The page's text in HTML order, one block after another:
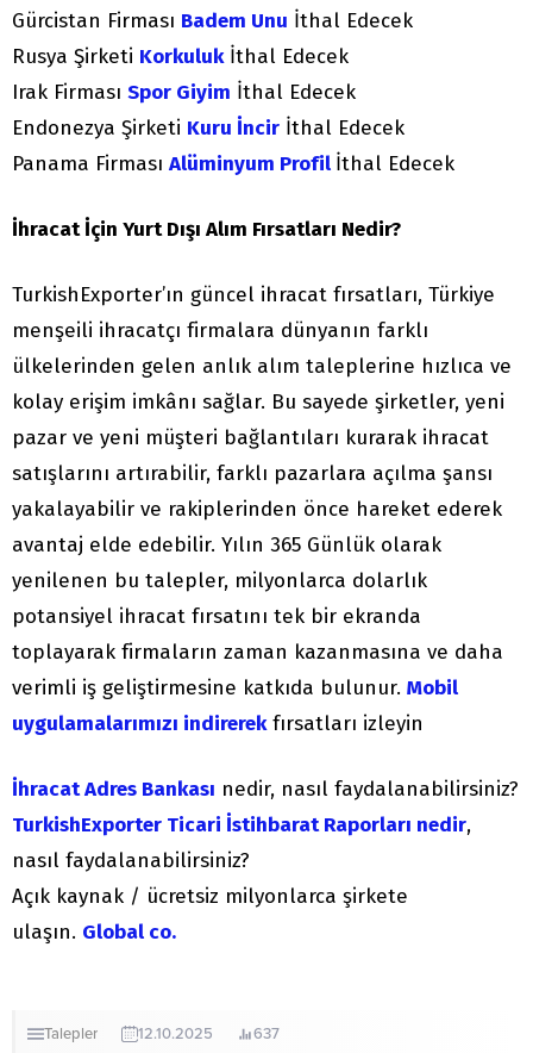
Gürcistan Firması Badem Unu İthal Edecek
Rusya Şirketi Korkulukİthal Edecek
Irak Firması Spor Giyim İthal Edecek
Endonezya Şirketi Kuru İncir İthal Edecek
Panama Firması Alüminyum Profil İthal Edecek
İhracat İçin Yurt Dışı Alım Fırsatları Nedir?
TurkishExporter’ın güncel ihracat fırsatları, Türkiye
menşeili ihracatçı firmalara dünyanın farklı
ülkelerinden gelen anlık alım taleplerine hızlıca ve
kolay erişim imkânı sağlar. Bu sayede şirketler, yeni
pazar ve yeni müşteri bağlantıları kurarak ihracat
satışlarını artırabilir, farklı pazarlara açılma şansı
yakalayabilir ve rakiplerinden önce hareket ederek
avantaj elde edebilir. Yılın 365 Günlük olarak
yenilenen bu talepler, milyonlarca dolarlık
potansiyel ihracat fırsatını tek bir ekranda
toplayarak firmaların zaman kazanmasına ve daha
verimli iş geliştirmesine katkıda bulunur. Mobil
uygulamalarımızı indirerekfırsatları izleyin
İhracat Adres Bankası nedir, nasıl faydalanabilirsiniz?
TurkishExporter Ticari İstihbarat Raporları nedir,
nasıl faydalanabilirsiniz?
Açık kaynak / ücretsiz milyonlarca şirkete
ulaşın. Global co.
Talepler 12.10.2025 637